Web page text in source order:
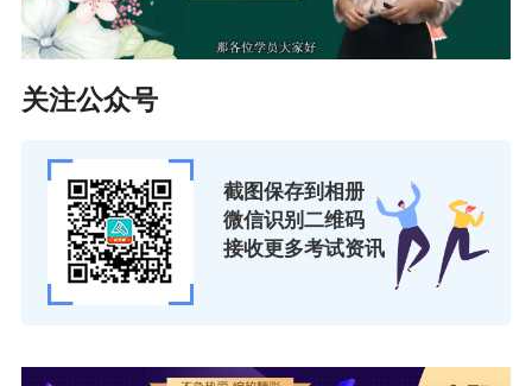
关注公众号
截图保存到相册
微信识别二维码
接收更多考试资讯